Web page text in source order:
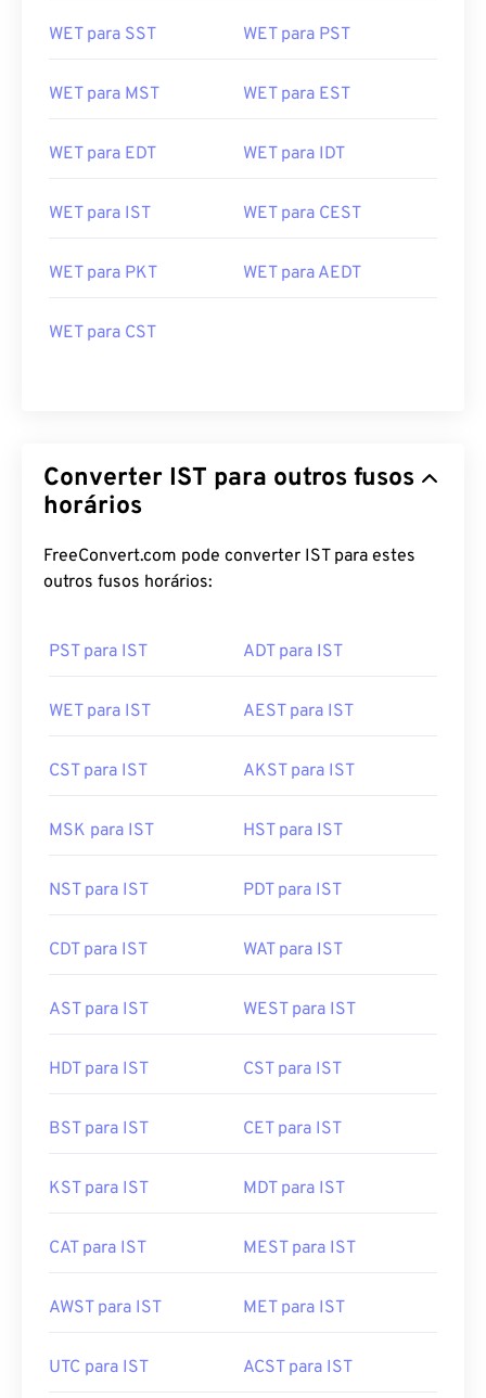
WET para SST WET para PST
WET para MST WET para EST
WET para EDT WET para IDT
WET para IST WET para CEST
WET para PKT WET para AEDT
WET para CST
Converter IST para outros fusos
horários
FreeConvert.com pode converter IST para estes
outros fusos horários:
PST para IST ADT para IST
WET para IST AEST para IST
CST para IST AKST para IST
MSK para IST HST para IST
NST para IST PDT para IST
CDT para IST WAT para IST
AST para IST WEST para IST
HDT para IST CST para IST
BST para IST CET para IST
KST para IST MDT para IST
CAT para IST MEST para IST
AWST para IST MET para IST
UTC para IST ACST para IST